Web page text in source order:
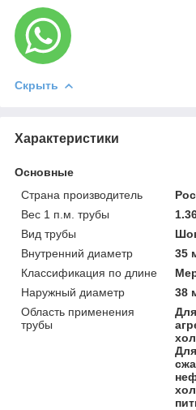
Скрыть
Характеристики
Основные
Страна производитель
Вес 1 п.м. трубы
Вид трубы
Внутренний диаметр
35
Классификация по длине
Наружный диаметр
38
Область применения
трубы